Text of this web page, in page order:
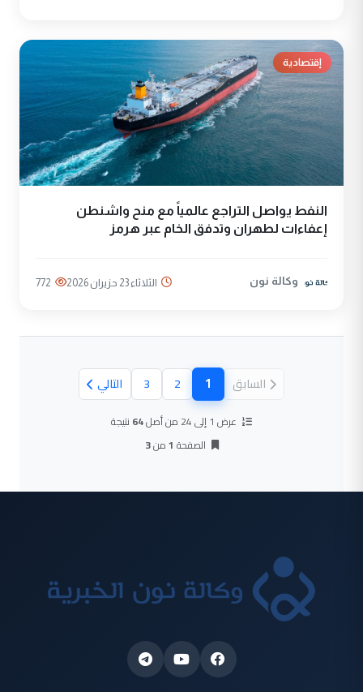
إقتصادية
النفط يواصل التراجع عالمياً مع منح واشنطن
إعفاءات لطهران وتدفق الخام عبر هرمز
وكالة نون الثلاثاء 23 حزيران 2026 772
السابق 1
(الصفحة الحالية)
2
3 التالي
عرض 1 إلى 24 من أصل 64 نتيجة
الصفحة 1من3